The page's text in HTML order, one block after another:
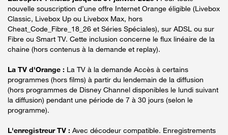
nouvelle souscription d’une offre Internet Orange éligible (Livebox
Classic, Livebox Up ou Livebox Max, hors
Cheat_Code_Fibre_18_26 et Séries Spéciales), sur ADSL ou sur
Fibre ou Smart TV. Cette inclusion concerne le flux linéaire de la
chaine (hors contenus à la demande et replay).
La TV d'Orange : La TV à la demande Accès à certains
programmes (hors films) à partir du lendemain de la diffusion
(hors programmes de Disney Channel disponibles le lundi suivant
la diffusion) pendant une période de 7 à 30 jours (selon le
programme).
L'enregistreur TV : Avec décodeur compatible. Enregistrements